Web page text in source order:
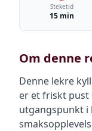
Steketid
15 min
Om denne
Denne lekre
er et friskt pust
utgangspunkt i